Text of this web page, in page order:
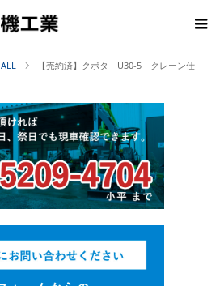
ALL
【売約済】クボタ U30-5 クレーン仕